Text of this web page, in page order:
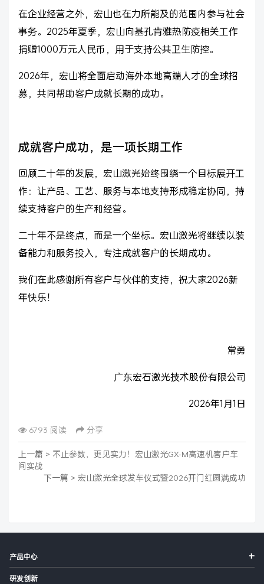
在企业经营之外，宏山也在力所能及的范围内参与社会
事务。2025年夏季，宏山向基孔肯雅热防疫相关工作
捐赠1000万元人民币，用于支持公共卫生防控。
2026年，宏山将全面启动海外本地高端人才的全球招
募，共同帮助客户成就长期的成功。
成就客户成功，是一项长期工作
回顾二十年的发展，宏山激光始终围绕一个目标展开工
作：让产品、工艺、服务与本地支持形成稳定协同，持
续支持客户的生产和经营。
二十年不是终点，而是一个坐标。宏山激光将继续以装
备能力和服务投入，专注成就客户的长期成功。
我们在此感谢所有客户与伙伴的支持，祝大家2026新
年快乐！
常勇
广东宏石激光技术股份有限公司
2026年1月1日
6793 阅读 分享
上一篇 > 不止参数，更见实力！宏山激光GX-M高速机客户车
间实战
下一篇 > 宏山激光全球发车仪式暨2026开门红圆满成功
产品中心 +
研发创新